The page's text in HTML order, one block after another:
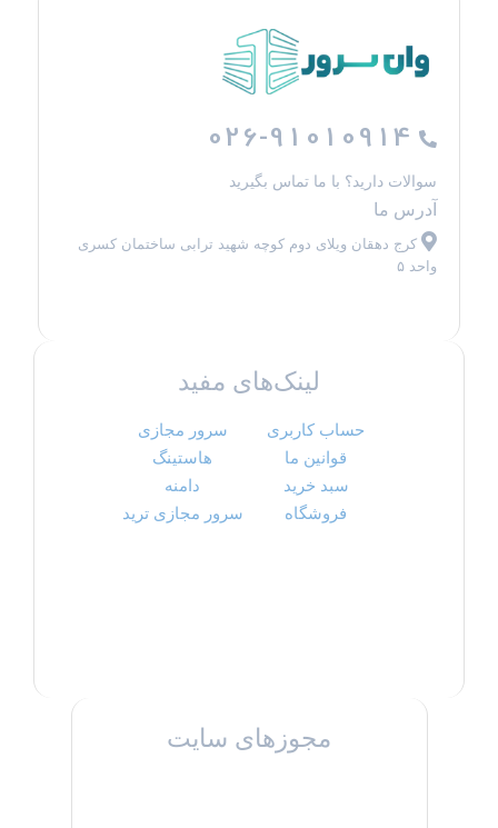
026-91010914
سوالات دارید؟ با ما تماس بگیرید
آدرس ما
کرج دهقان ویلای دوم کوچه شهید ترابی ساختمان کسری
واحد ۵
لینک‌های مفید
حساب کاربری
قوانین ما
سبد خرید
فروشگاه
سرور مجازی
هاستینگ
دامنه
سرور مجازی ترید
مجوزهای سایت